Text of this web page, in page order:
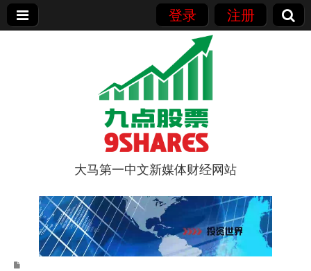
登录 注册
9点股票
大马第一中文新媒体财经网站